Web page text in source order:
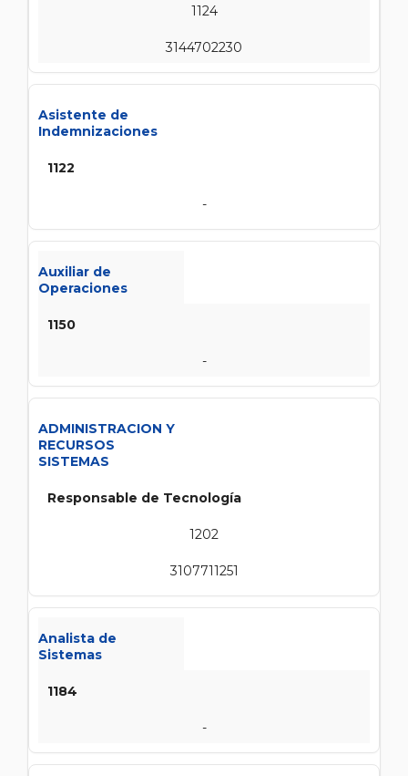
1124
3144702230
Asistente de
Indemnizaciones
1122
-
Auxiliar de
Operaciones
1150
-
ADMINISTRACION Y
RECURSOS
SISTEMAS
Responsable de Tecnología
1202
3107711251
Analista de
Sistemas
1184
-